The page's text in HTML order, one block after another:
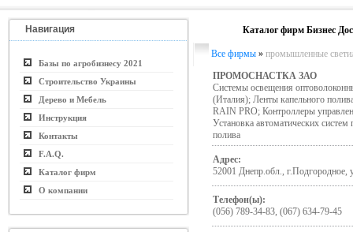
Навигация
Базы по агробизнесу 2021
Строительство Украины
Дерево и Мебель
Инструкция
Контакты
F.A.Q.
Каталог фирм
О компании
Каталог фирм Бизнес
Все фирмы » промышленные
ПРОМОСНАСТКА ЗАО
Системы освещения
(Италия); Ленты капельного
RAIN PRO; Контроллеры
Установка автоматических
полива
Адрес:
52001 Днепр.обл., г.Подгородное,
Телефон(ы):
(056) 789-34-83, (067) 634-79-45